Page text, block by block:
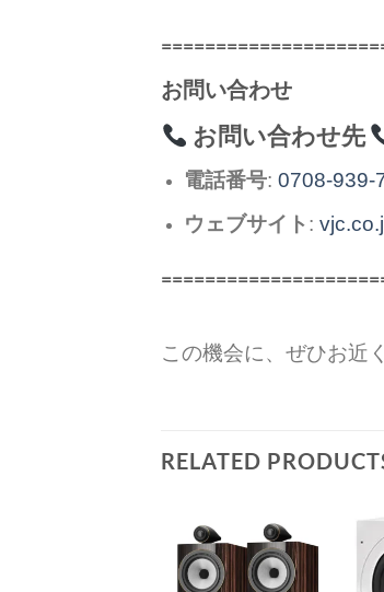
お問い合わせ
お問い合わせ先
電話番号: 0708-939-
ウェブサイト:
この機会に、ぜひお近
RELATED